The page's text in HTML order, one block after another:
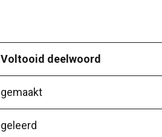
Voltooid deelwoord
gemaakt
geleerd